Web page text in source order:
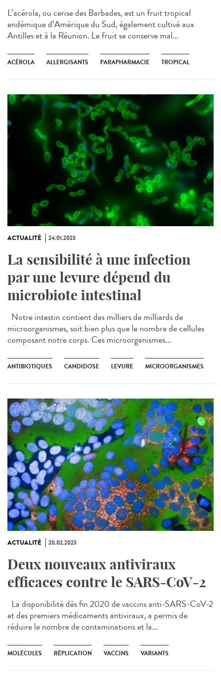
L’acérola, ou cerise des Barbades, est un fruit tropical
endémique d’Amérique du Sud, également cultivé aux
Antilles et à la Réunion. Le fruit se conserve mal...
ACÉROLA ALLERGISANTS PARAPHARMACIE TROPICAL
ACTUALITÉ 24.01.2023
La sensibilité à une infection
par une levure dépend du
microbiote intestinal
Notre intestin contient des milliers de milliards de
microorganismes, soit bien plus que le nombre de cellules
composant notre corps. Ces microorganismes...
ANTIBIOTIQUES CANDIDOSE LEVURE MICROORGANISMES
ACTUALITÉ 20.02.2023
Deux nouveaux antiviraux
efficaces contre le SARS-CoV-2
La disponibilité dès fin 2020 de vaccins anti-SARS-CoV-2
et des premiers médicaments antiviraux, a permis de
réduire le nombre de contaminations et la...
MOLÉCULES RÉPLICATION VACCINS VARIANTS